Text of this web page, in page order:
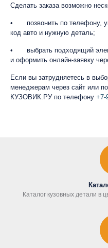
Сделать заказа возможно
•
позвонить по телефону,
код авто и нужную деталь;
•
выбрать подходящий
и оформить онлайн-заявку
Если вы затрудняетесь в
менеджерам через сайт или
КУЗОВИК.РУ по телефону +7-
Каталог кузовных детали в